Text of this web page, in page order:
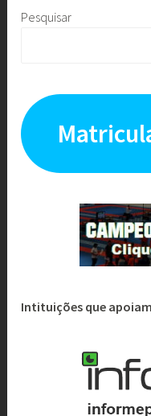
Pesquisar
Intituições que apoiam